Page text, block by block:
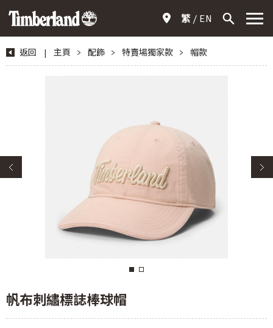
繁 EN
返回 | 主頁 > 配飾 > 特賣場獨家款 > 帽款
帆布刺繡標誌棒球帽